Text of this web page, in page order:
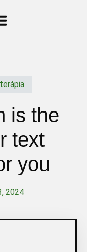
is the
text
you
2024